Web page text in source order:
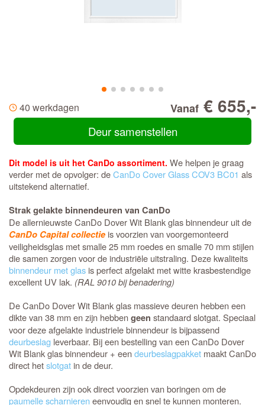
40 werkdagen Vanaf € 655,-
Deur samenstellen
Dit model is uit het CanDo assortiment. We helpen je graag
verder met de opvolger: deCanDo Cover Glass COV3 BC01 als
uitstekend alternatief.
Strak gelakte binnendeuren van CanDo
De allernieuwste CanDo Dover Wit Blank glas binnendeur uit de
CanDo Capital collectie is voorzien van voorgemonteerd
veiligheidsglas met smalle 25 mm roedes en smalle 70 mm stijlen
die samen zorgen voor de industriële uitstraling. Deze kwaliteits
binnendeur met glas is perfect afgelakt met witte krasbestendige
excellent UV lak. (RAL 9010 bij benadering)
De CanDo Dover Wit Blank glas massieve deuren hebben een
dikte van 38 mm en zijn hebbengeen standaard slotgat. Speciaal
voor deze afgelakte industriele binnendeur is bijpassend
deurbeslag leverbaar. Bij een bestelling van een CanDo Dover
Wit Blank glas binnendeur + eendeurbeslagpakket maakt CanDo
direct hetslotgat in de deur.
Opdekdeuren zijn ook direct voorzien van boringen om de
paumelle scharnieren eenvoudig en snel te kunnen monteren.